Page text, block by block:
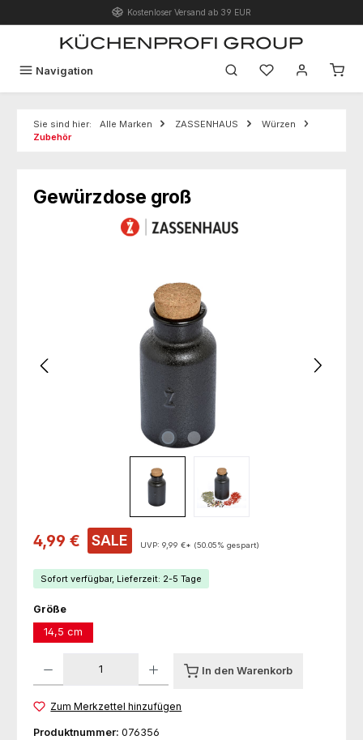
Zum Hauptinhalt springenKostenloser Versand ab 39 EUR
Navigation Du hast 0
Sie sind hier: Alle Marken ZASSENHAUS
Würzen
Zubehör
Gewürzdose groß
Verkaufspreis:
4,99 € SALE UVP: 9,99 €* (50.05% gespart)
Sofort verfügbar, Lieferzeit: 2-5 Tage
Größeauswählen
14,5 cm
In den Warenkorb
Zum Merkzettel hinzufügen
Produktnummer: 076356